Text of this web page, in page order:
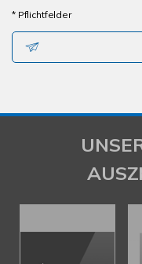
* Pflichtfelder